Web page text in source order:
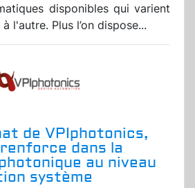
disponibles qui varient
l'autre. Plus l’on dispose...
de VPIphotonics,
dans la
au niveau
système